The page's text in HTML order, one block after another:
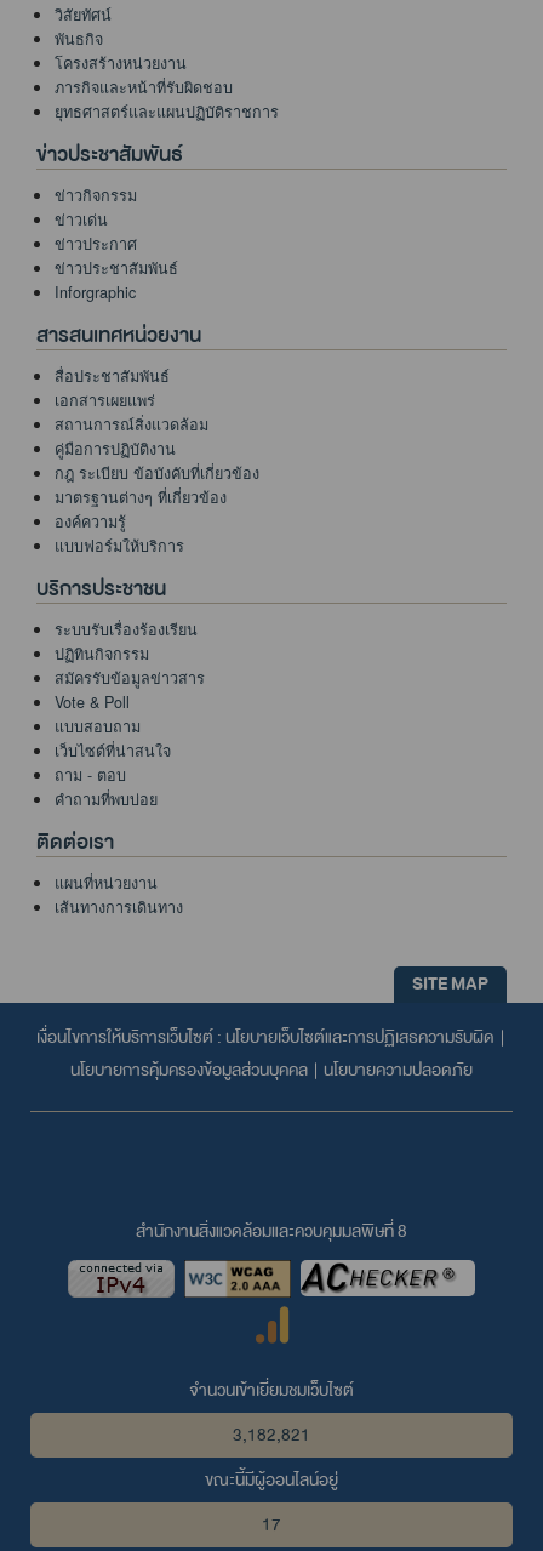
วิสัยทัศน์
พันธกิจ
โครงสร้างหน่วยงาน
ภารกิจและหน้าที่รับผิดชอบ
ยุทธศาสตร์และแผนปฏิบัติราชการ
ข่าวประชาสัมพันธ์
ข่าวกิจกรรม
ข่าวเด่น
ข่าวประกาศ
ข่าวประชาสัมพันธ์
Inforgraphic
สารสนเทศหน่วยงาน
สื่อประชาสัมพันธ์
เอกสารเผยแพร่
สถานการณ์สิ่งแวดล้อม
คู่มือการปฏิบัติงาน
กฎ ระเบียบ ข้อบังคับที่เกี่ยวข้อง
มาตรฐานต่างๆ ที่เกี่ยวข้อง
องค์ความรู้
แบบฟอร์มให้บริการ
บริการประชาชน
ระบบรับเรื่องร้องเรียน
ปฏิทินกิจกรรม
สมัครรับข้อมูลข่าวสาร
Vote & Poll
แบบสอบถาม
เว็บไซต์ที่น่าสนใจ
ถาม - ตอบ
คำถามที่พบบ่อย
ติดต่อเรา
แผนที่หน่วยงาน
เส้นทางการเดินทาง
SITE MAP
เงื่อนไขการให้บริการเว็บไซต์ : นโยบายเว็บไซต์และการปฏิเสธความรับผิด |
นโยบายการคุ้มครองข้อมูลส่วนบุคคล | นโยบายความปลอดภัย
สำนักงานสิ่งแวดล้อมและควบคุมมลพิษที่ 8
จำนวนเข้าเยี่ยมชมเว็บไซต์
3,182,821
ขณะนี้มีผู้ออนไลน์อยู่
17